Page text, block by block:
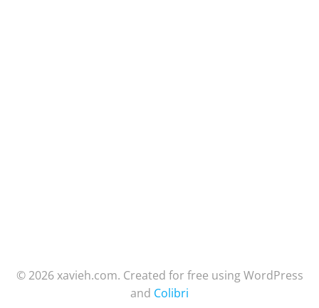
© 2026 xavieh.com. Created for free using WordPress
and Colibri